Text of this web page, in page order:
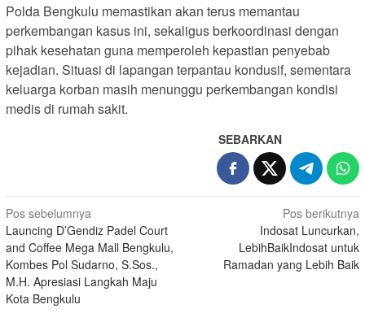
Polda Bengkulu memastikan akan terus memantau
perkembangan kasus ini, sekaligus berkoordinasi dengan
pihak kesehatan guna memperoleh kepastian penyebab
kejadian. Situasi di lapangan terpantau kondusif, sementara
keluarga korban masih menunggu perkembangan kondisi
medis di rumah sakit.
SEBARKAN
Navigasi
pos
Pos sebelumnya
Launcing D’Gendiz Padel Court
and Coffee Mega Mall Bengkulu,
Kombes Pol Sudarno, S.Sos.,
M.H. Apresiasi Langkah Maju
Kota Bengkulu
Pos berikutnya
Indosat Luncurkan,
LebihBaikIndosat untuk
Ramadan yang Lebih Baik